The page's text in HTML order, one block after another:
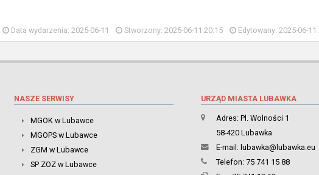
Data wydarzenia: 2025-06-11 Stworzony: 2025-06-11 20:15 Edytowany: 2025-06-11
NASZE SERWISY
MGOK w Lubawce
MGOPS w Lubawce
ZGM w Lubawce
SP ZOZ w Lubawce
URZĄD MIASTA LUBAWKA
Adres: Pl. Wolności 1
58-420 Lubawka
E-mail: lubawka@lubawka.eu
Telefon: 75 741 15 88